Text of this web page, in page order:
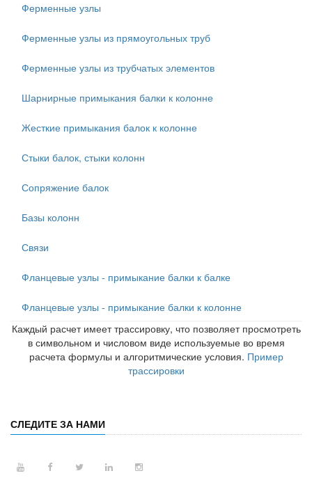
Ферменные узлы
Ферменные узлы из прямоугольных труб
Ферменные узлы из трубчатых элементов
Шарнирные примыкания балки к колонне
Жесткие примыкания балок к колонне
Стыки балок, стыки колонн
Сопряжение балок
Базы колонн
Связи
Фланцевые узлы - примыкание балки к балке
Фланцевые узлы - примыкание балки к колонне
Каждый расчет имеет трассировку, что позволяет просмотреть
в символьном и числовом виде используемые во время
расчета формулы и алгоритмические условия. Пример
трассировки
СЛЕДИТЕ ЗА НАМИ